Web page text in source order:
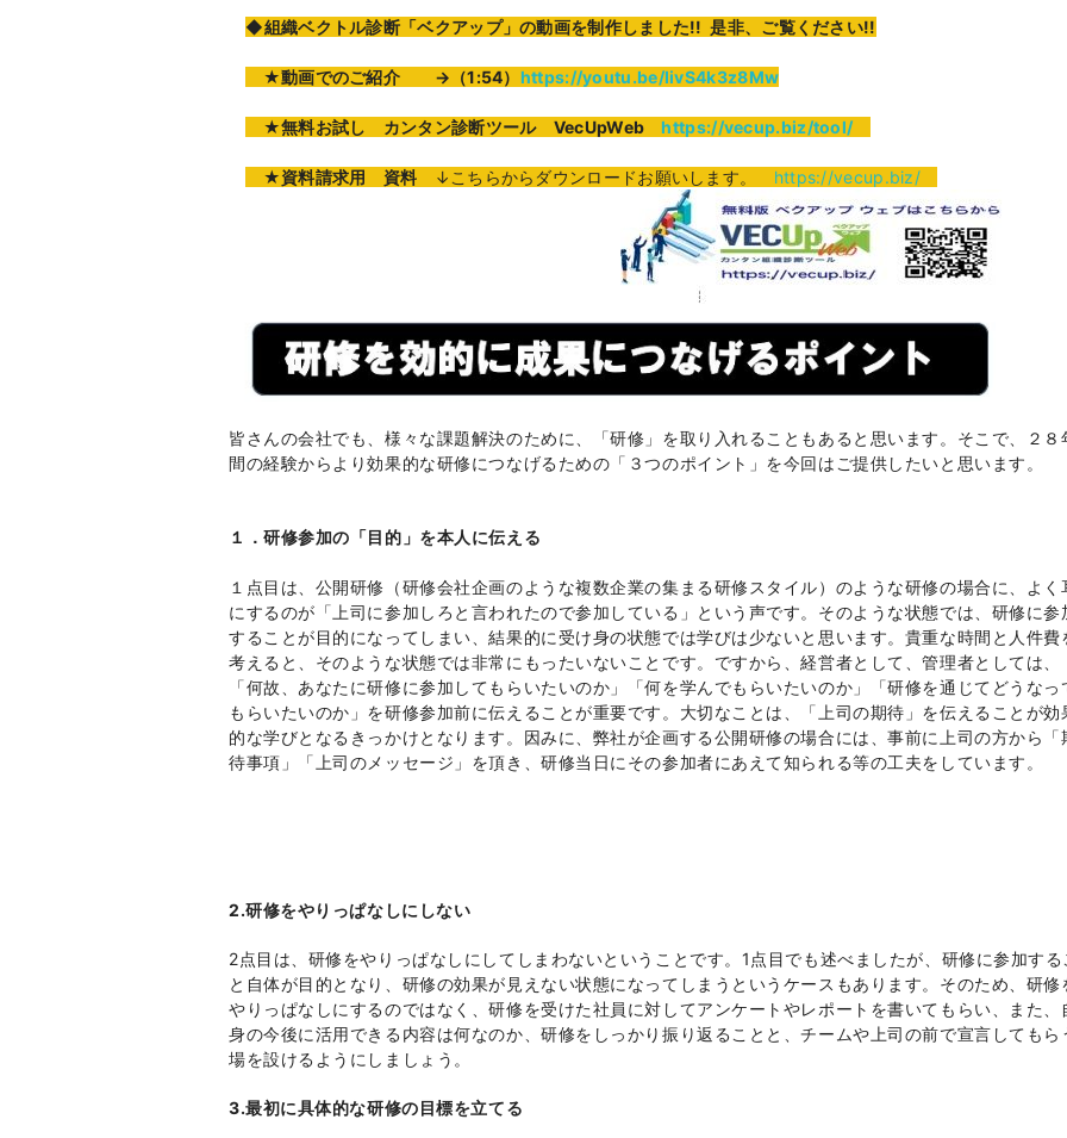
◆組織ベクトル診断「ベクアップ」の動画を制作しました!! 是非、ご覧ください!!
★動画でのご紹介 →（1:54） https://youtu.be/IivS4k3z8Mw
★無料お試し カンタン診断ツール VecUpWebhttps://vecup.biz/tool/
★資料請求用 資料 ↓こちらからダウンロードお願いします。 https://vecup.biz/
皆さんの会社でも、様々な課題解決のために、「研修」を取り入れることもあると思います。そこで、２８
間の経験からより効果的な研修につなげるための「３つのポイント」を今回はご提供したいと思います。
１．研修参加の「目的」を本人に伝える
１点目は、公開研修（研修会社企画のような複数企業の集まる研修スタイル）のような研修の場合に、よく
にするのが「上司に参加しろと言われたので参加している」という声です。そのような状態では、研修に参
することが目的になってしまい、結果的に受け身の状態では学びは少ないと思います。貴重な時間と人件費
考えると、そのような状態では非常にもったいないことです。ですから、経営者として、管理者としては、
「何故、あなたに研修に参加してもらいたいのか」「何を学んでもらいたいのか」「研修を通じてどうなっ
もらいたいのか」を研修参加前に伝えることが重要です。大切なことは、「上司の期待」を伝えることが効
的な学びとなるきっかけとなります。因みに、弊社が企画する公開研修の場合には、事前に上司の方から「
待事項」「上司のメッセージ」を頂き、研修当日にその参加者にあえて知られる等の工夫をしています。
2.研修をやりっぱなしにしない
2点目は、研修をやりっぱなしにしてしまわないということです。 1 点目でも述べましたが、研修に参加する
と自体が目的となり、研修の効果が見えない状態になってしまうというケースもあります。そのため、研修
やりっぱなしにするのではなく、研修を受けた社員に対してアンケートやレポートを書いてもらい、また、
身の今後に活用できる内容は何なのか、研修をしっかり振り返ることと、チームや上司の前で宣言してもら
場を設けるようにしましょう。
3.最初に具体的な研修の目標を立てる